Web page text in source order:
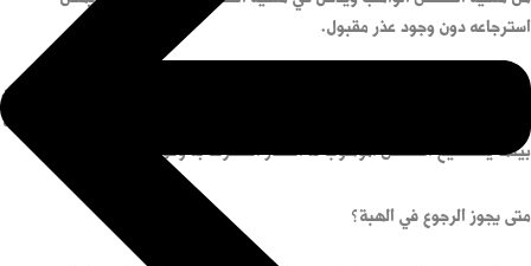
استرجاعه دون وجود عذر مقبول.
وتختلف الهبة في العقارات عن الوصية حيث التصرف في العقار الموهوب يكون بعد
موت الشخص الواهب ولا يمكن للورثة التصرف به في حياته أو أن يتدخلوا بالوصية
بينما يستطيع الشخص الموهوب له العقار التصرف به وفق عقد الهبة.
متى يجوز الرجوع في الهبة؟